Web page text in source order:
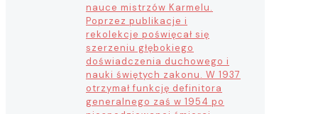
nauce mistrzów Karmelu.
Poprzez publikacje i
rekolekcje poświęcał się
szerzeniu głębokiego
doświadczenia duchowego i
nauki świętych zakonu. W 1937
otrzymał funkcję definitora
generalnego zaś w 1954 po